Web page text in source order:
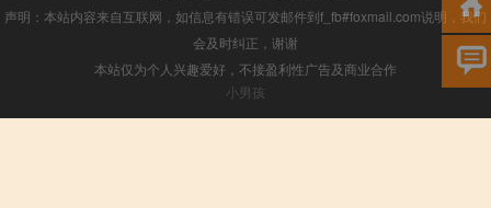
声明：本站内容来自互联网，如信息有错误可发邮件到f_fb#foxmail.com说明，我们
会及时纠正，谢谢
本站仅为个人兴趣爱好，不接盈利性广告及商业合作
小男孩